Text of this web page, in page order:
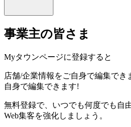
事業主の皆さま
Myタウンページに登録すると
店舗/企業情報をご自身で編集でき
自身で編集できます!
無料登録で、いつでも何度でも自
Web集客を強化しましょう。